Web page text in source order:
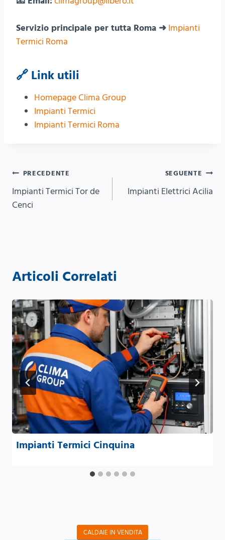
Servizio principale per tutta Roma ➜ Impianti
Termici Roma
🔗 Link utili
Homepage Clima Group
Impianti Termici
Impianti Termici Roma
Navigazione
articoli
PRECEDENTE
Impianti Termici Tor de
Cenci
SEGUENTE
Impianti Elettrici Acilia
Articoli Correlati
Impianti Termici Cinquina
CALDAIE IN VENDITA